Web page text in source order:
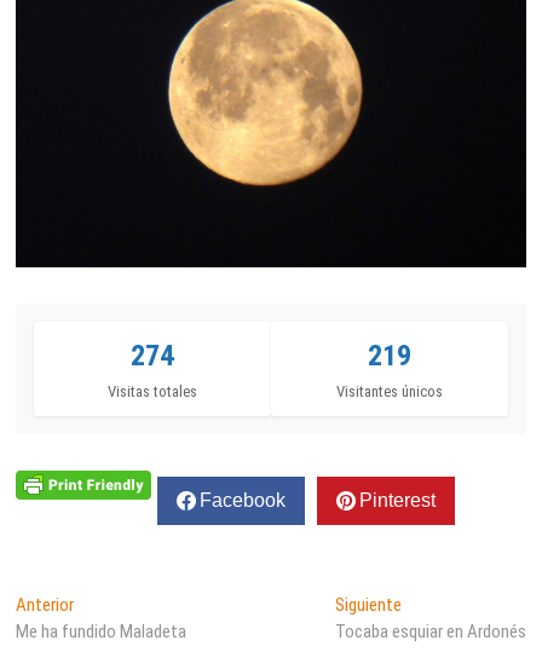
274
Visitas totales
219
Visitantes únicos
Facebook Pinterest
Navegación
de
AnteriorEntrada
anterior:
Me ha fundido Maladeta
SiguienteEntrada
siguiente:
Tocaba esquiar en Ardonés